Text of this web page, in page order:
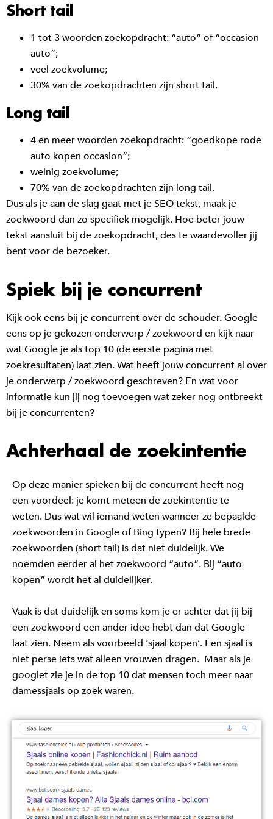
Short tail
1 tot 3 woorden zoekopdracht: “auto” of “occasion
auto”;
veel zoekvolume;
30% van de zoekopdrachten zijn short tail.
Long tail
4 en meer woorden zoekopdracht: “goedkope rode
auto kopen occasion”;
weinig zoekvolume;
70% van de zoekopdrachten zijn long tail.
Dus als je aan de slag gaat met je SEO tekst, maak je
zoekwoord dan zo specifiek mogelijk. Hoe beter jouw
tekst aansluit bij de zoekopdracht, des te waardevoller jij
bent voor de bezoeker.
Spiek bij je concurrent
Kijk ook eens bij je concurrent over de schouder. Google
eens op je gekozen onderwerp / zoekwoord en kijk naar
wat Google je als top 10 (de eerste pagina met
zoekresultaten) laat zien. Wat heeft jouw concurrent al over
je onderwerp / zoekwoord geschreven? En wat voor
informatie kun jij nog toevoegen wat zeker nog ontbreekt
bij je concurrenten?
Achterhaal de zoekintentie
Op deze manier spieken bij de concurrent heeft nog
een voordeel: je komt meteen de zoekintentie te
weten. Dus wat wil iemand weten wanneer ze bepaalde
zoekwoorden in Google of Bing typen? Bij hele brede
zoekwoorden (short tail) is dat niet duidelijk. We
noemden eerder al het zoekwoord “auto”. Bij “auto
kopen” wordt het al duidelijker.
Vaak is dat duidelijk en soms kom je er achter dat jij bij
een zoekwoord een ander idee hebt dan dat Google
laat zien. Neem als voorbeeld ‘sjaal kopen’. Een sjaal is
niet perse iets wat alleen vrouwen dragen. Maar als je
googlet zie je in de top 10 dat mensen toch meer naar
damessjaals op zoek waren.